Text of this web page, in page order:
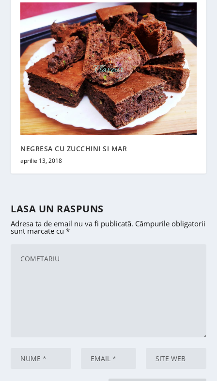
NEGRESA CU ZUCCHINI SI MAR
aprilie 13, 2018
LASA UN RASPUNS
Adresa ta de email nu va fi publicată. Câmpurile obligatorii
sunt marcate cu*